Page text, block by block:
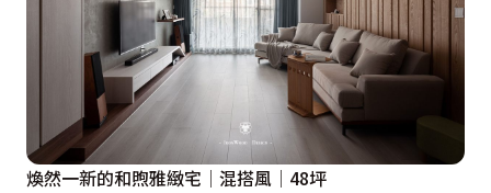
煥然一新的和煦雅緻宅│混搭風│48坪